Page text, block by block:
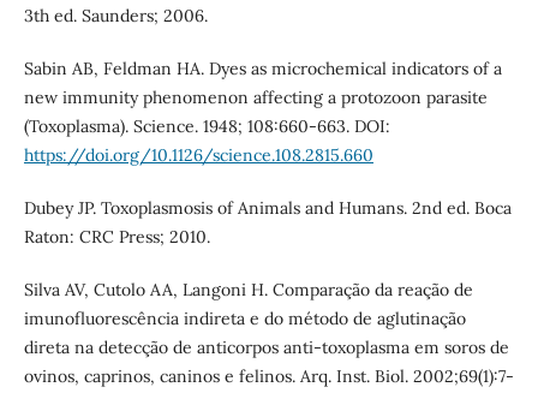
3th ed. Saunders; 2006.
Sabin AB, Feldman HA. Dyes as microchemical indicators of a
new immunity phenomenon affecting a protozoon parasite
(Toxoplasma). Science. 1948; 108:660-663. DOI:
https://doi.org/10.1126/science.108.2815.660
Dubey JP. Toxoplasmosis of Animals and Humans. 2nd ed. Boca
Raton: CRC Press; 2010.
Silva AV, Cutolo AA, Langoni H. Comparação da reação de
imunofluorescência indireta e do método de aglutinação
direta na detecção de anticorpos anti-toxoplasma em soros de
ovinos, caprinos, caninos e felinos. Arq. Inst. Biol. 2002;69(1):7-